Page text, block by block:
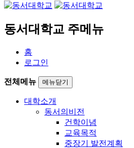
동서대학교 주메뉴
홈
로그인
전체메뉴 메뉴닫기
대학소개
동서의비전
건학이념
교육목적
중장기 발전계획